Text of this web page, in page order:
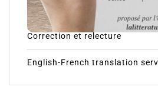
Correction et relecture
English-French translation